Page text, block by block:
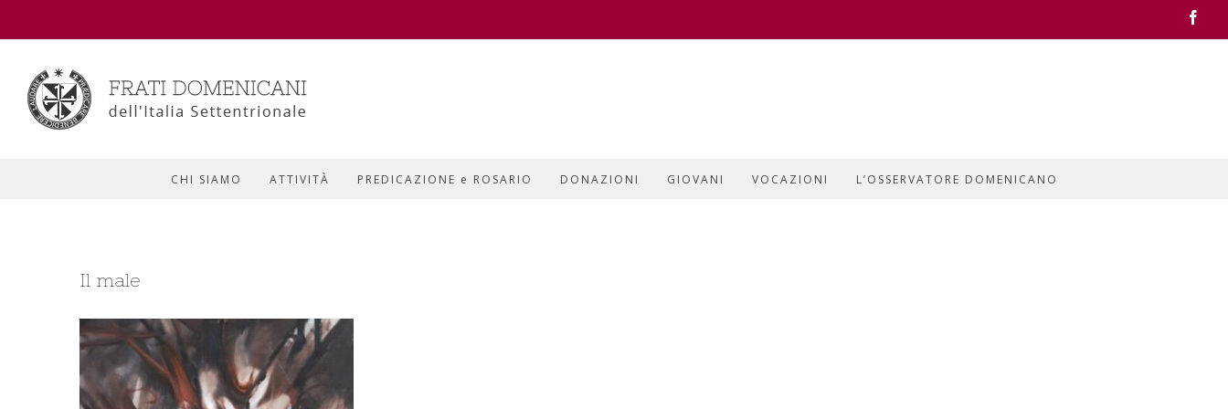
CHI SIAMO ATTIVITÀ PREDICAZIONE e ROSARIO DONAZIONI GIOVANI VOCAZIONI L’OSSERVATORE DOMENICANO
Il male